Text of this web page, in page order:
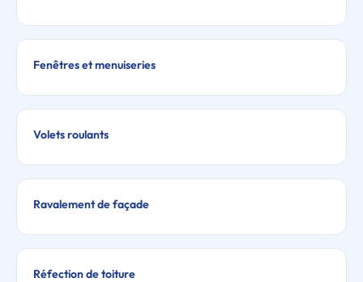
Fenêtres et menuiseries
Volets roulants
Ravalement de façade
Réfection de toiture